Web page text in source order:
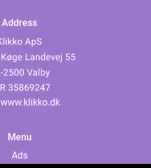
Address
www.klikko.dk
Menu
Ads